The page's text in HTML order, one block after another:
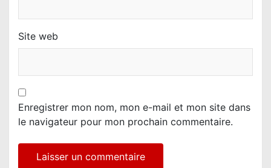
Site web
Enregistrer mon nom, mon e-mail et mon site dans
le navigateur pour mon prochain commentaire.